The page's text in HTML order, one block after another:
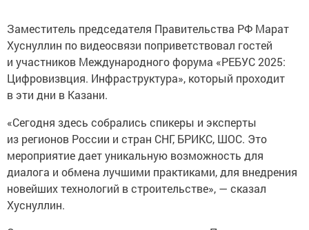
Заместитель председателя Правительства РФ Марат
Хуснуллин по видеосвязи поприветствовал гостей
и участников Международного форума «РЕБУС 2025:
Цифровизвция. Инфраструктура», который проходит
в эти дни в Казани.
«Сегодня здесь собрались спикеры и эксперты
из регионов России и стран СНГ, БРИКС, ШОС. Это
мероприятие дает уникальную возможность для
диалога и обмена лучшими практиками, для внедрения
новейших технологий в строительстве», — сказал
Хуснуллин.